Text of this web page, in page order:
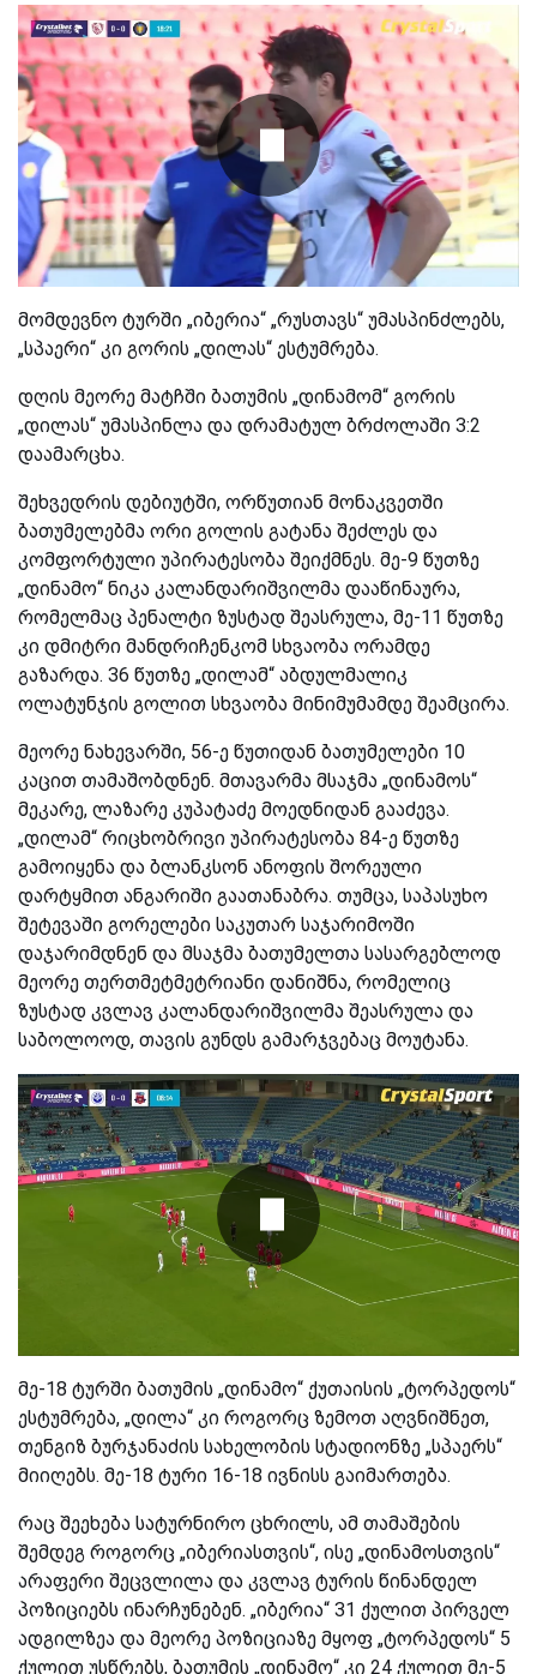
მომდევნო ტურში „იბერია“ „რუსთავს“ უმასპინძლებს,
„სპაერი“ კი გორის „დილას“ ესტუმრება.
დღის მეორე მატჩში ბათუმის „დინამომ“ გორის
„დილას“ უმასპინლა და დრამატულ ბრძოლაში 3:2
დაამარცხა.
შეხვედრის დებიუტში, ორწუთიან მონაკვეთში
ბათუმელებმა ორი გოლის გატანა შეძლეს და
კომფორტული უპირატესობა შეიქმნეს. მე-9 წუთზე
„დინამო“ ნიკა კალანდარიშვილმა დააწინაურა,
რომელმაც პენალტი ზუსტად შეასრულა, მე-11 წუთზე
კი დმიტრი მანდრიჩენკომ სხვაობა ორამდე
გაზარდა. 36 წუთზე „დილამ“ აბდულმალიკ
ოლატუნჯის გოლით სხვაობა მინიმუმამდე შეამცირა.
მეორე ნახევარში, 56-ე წუთიდან ბათუმელები 10
კაცით თამაშობდნენ. მთავარმა მსაჯმა „დინამოს“
მეკარე, ლაზარე კუპატაძე მოედნიდან გააძევა.
„დილამ“ რიცხობრივი უპირატესობა 84-ე წუთზე
გამოიყენა და ბლანკსონ ანოფის შორეული
დარტყმით ანგარიში გაათანაბრა. თუმცა, საპასუხო
შეტევაში გორელები საკუთარ საჯარიმოში
დაჯარიმდნენ და მსაჯმა ბათუმელთა სასარგებლოდ
მეორე თერთმეტმეტრიანი დანიშნა, რომელიც
ზუსტად კვლავ კალანდარიშვილმა შეასრულა და
საბოლოოდ, თავის გუნდს გამარჯვებაც მოუტანა.
მე-18 ტურში ბათუმის „დინამო“ ქუთაისის „ტორპედოს“
ესტუმრება, „დილა“ კი როგორც ზემოთ აღვნიშნეთ,
თენგიზ ბურჯანაძის სახელობის სტადიონზე „სპაერს“
მიიღებს. მე-18 ტური 16-18 ივნისს გაიმართება.
რაც შეეხება სატურნირო ცხრილს, ამ თამაშების
შემდეგ როგორც „იბერიასთვის“, ისე „დინამოსთვის“
არაფერი შეცვლილა და კვლავ ტურის წინანდელ
პოზიციებს ინარჩუნებენ. „იბერია“ 31 ქულით პირველ
ადგილზეა და მეორე პოზიციაზე მყოფ „ტორპედოს“ 5
ქულით უსწრებს, ბათუმის „დინამო“ კი 24 ქულით მე-5